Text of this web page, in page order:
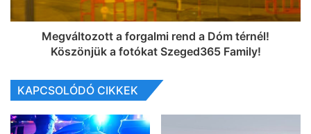
Megváltozott a forgalmi rend a Dóm térnél!
Köszönjük a fotókat Szeged365 Family!
KAPCSOLÓDÓ CIKKEK